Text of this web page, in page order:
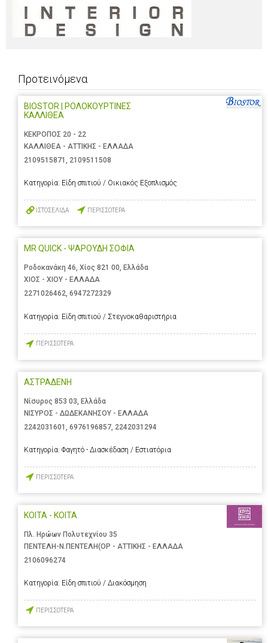
Προτεινόμενα
BIOSTOR | ΡΟΛΟΚΟΥΡΤΙΝΕΣ
ΚΑΛΛΙΘΕΑ
ΚΕΚΡΟΠΟΣ 20 - 22
ΚΑΛΛΙΘΕΑ - ΑΤΤΙΚΗΣ - ΕΛΛΑΔΑ
2109515871 , 2109511508
Κατηγορία: Είδη σπιτιού / Οικιακός Εξοπλισμός
ΙΣΤΟΣΕΛΙΔΑ ΠΕΡΙΣΣΟΤΕΡΑ
MR QUICK - ΨΑΡΟΥΔΗ ΣΟΦΙΑ
Ροδοκανάκη 46, Χίος 821 00, Ελλάδα
ΧΙΟΣ - ΧΙΟΥ - ΕΛΛΑΔΑ
2271026462, 6947272329
Κατηγορία: Είδη σπιτιού / Στεγνοκαθαριστήρια
ΠΕΡΙΣΣΟΤΕΡΑ
ΑΣΤΡΑΔΕΝΗ
Νίσυρος 853 03, Ελλάδα
ΝΙΣΥΡΟΣ - ΔΩΔΕΚΑΝΗΣΟΥ - ΕΛΛΑΔΑ
2242031601
6976196857 2242031294
Κατηγορία: Φαγητό - Διασκέδαση / Εστιατόρια
ΠΕΡΙΣΣΟΤΕΡΑ
ΚΟΙΤΑ - ΚΟΙΤΑ
Πλ. Ηρώων Πολυτεχνίου 35
ΠΕΝΤΕΛΗ-Ν.ΠΕΝΤΕΛΗ(ΟΡ - ΑΤΤΙΚΗΣ - ΕΛΛΑΔΑ
2106096274
Κατηγορία: Είδη σπιτιού / Διακόσμηση
ΠΕΡΙΣΣΟΤΕΡΑ